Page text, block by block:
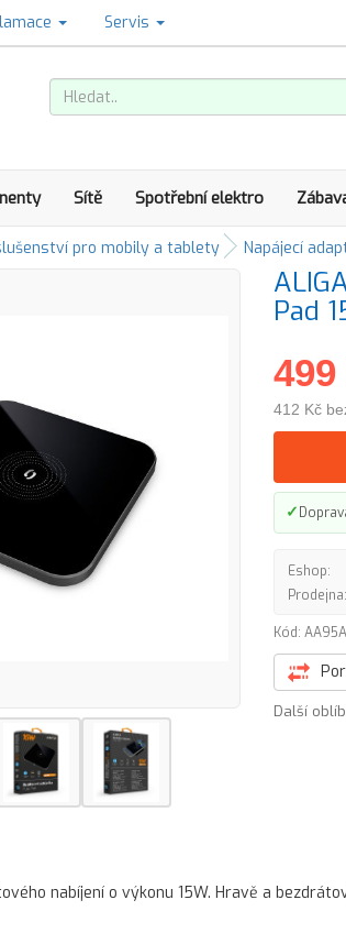
Servis
Sítě Spotřební elektro
pro mobily a tablety Napájecí
Pad
412 Kč
✓
Eshop:
Prodejna:
Kód:
Další
nabíjení o výkonu 15W. Hravě a